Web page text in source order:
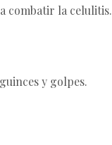
combatir la celulitis.
y golpes.